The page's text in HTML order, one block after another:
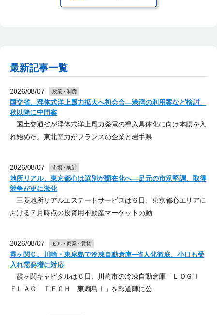
最新記事一覧
2026/08/07 政策・制度
国交省、浮体式洋上風力拡大へ初会合―港湾の利用案など検討、
秋以降に中間案
国土交通省が浮体式洋上風力発電の導入具体化に向け本腰を入
れ始めた。東北電力がフランスの企業と岩手県
2026/08/07 市場・統計
地所リアル、東京都心は選別が顕在化へ―足元の市況堅調、取得
競争が更に激化
三菱地所リアルエステートサービスは６日、東京都心エリアに
おける７月時点の投資用不動産マーケットの動
2026/08/07 ビル・商業・賃貸
霞ヶ関Ｃ、川崎・東扇島で冷凍自動倉庫─省人化徹底、小口も受
入れ需要増に対応
霞ヶ関キャピタルは６日、川崎市の冷凍自動倉庫「ＬＯＧＩ
ＦＬＡＧ ＴＥＣＨ 東扇島Ⅰ」を報道陣に公